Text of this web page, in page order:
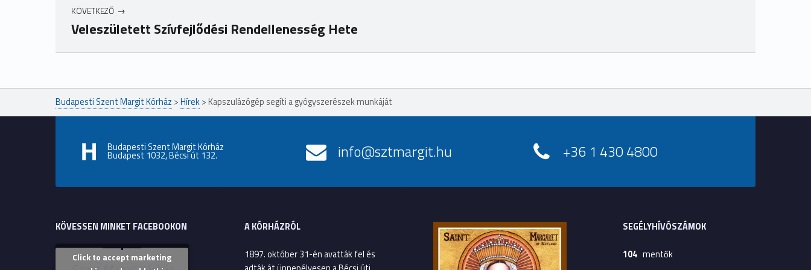
KÖVETKEZŐ
Veleszületett Szívfejlődési Rendellenesség Hete
Ugrás a főmenühöz
Budapesti Szent Margit Kórház >Hírek> Kapszulázógép segíti a gyógyszerészek munkáját
Budapesti Szent Margit Kórház
Budapest 1032, Bécsi út 132. info@sztmargit.hu +36 1 430 4800
KÖVESSEN MINKET FACEBOOKON
Click to accept marketing
A KÓRHÁZRÓL
1897. október 31-én avatták fel és
SEGÉLYHÍVÓSZÁMOK
104mentők